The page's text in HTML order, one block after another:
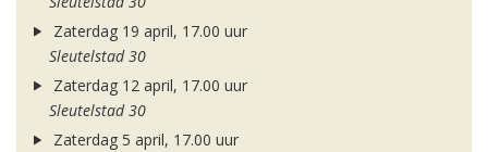
Zaterdag 19 april, 17.00 uur
Sleutelstad 30
Zaterdag 12 april, 17.00 uur
Sleutelstad 30
Zaterdag 5 april, 17.00 uur